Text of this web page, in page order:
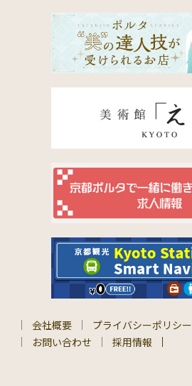
会社概要 プライバシーポリシー
お問い合わせ
採用情報